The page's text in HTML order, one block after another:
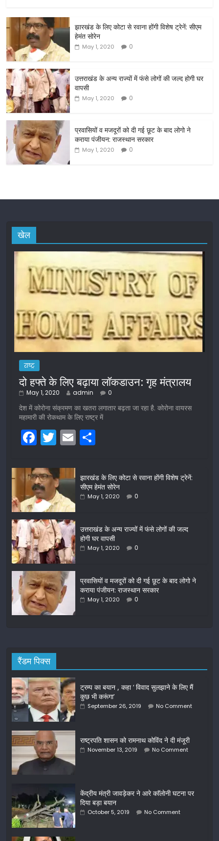
c
e
b
o
o
k
itt
er
ar
e
झारखंड के लिए कोटा से रवाना होंगी विशेष ट्रेनें: सीएम
हेमंत सोरेन
May 1, 2020 0
उत्तराखंड के अन्य राज्यों में फंसे लोगों की जल्द होगी घर
वापसी
May 1, 2020 0
प्रवासियों व मजदूरों को दी गई छूट के बाद लोगो ने
कराया पंजीयन: राजस्थान सरकार
May 1, 2020 0
खेल
राष्ट्र
दो हफ्ते के लिए बढ़ाया लॉकडाउन: गृह मंत्रालय
May 1, 2020 admin 0
देश में कोरोना संक्रमण का खतरा लगातार बढ़ता जा रहा है. कोरोना वायरस
महामारी की रोकथाम के लिए राष्ट्र में
F
a
c
e
b
o
o
k
T
w
itt
er
E
m
ar
e
झारखंड के लिए कोटा से रवाना होंगी विशेष ट्रेनें:
सीएम हेमंत सोरेन
May 1, 2020 0
उत्तराखंड के अन्य राज्यों में फंसे लोगों की जल्द
होगी घर वापसी
May 1, 2020 0
प्रवासियों व मजदूरों को दी गई छूट के बाद लोगो ने
कराया पंजीयन: राजस्थान सरकार
May 1, 2020 0
रैंडम पिक्स
ट्रम्प का बयान , कहा ‘ विवाद सुलझाने के लिए मैं
कुछ भी करूंगा’
September 26, 2019 No Comment
राष्ट्रपति शासन को रामनाथ कोविंद ने दी मंजूरी
November 13, 2019 No Comment
केंद्रीय मंत्री जावड़ेकर ने आरे काॅलाेनी घटना पर
दिया बड़ा बयान
October 5, 2019 No Comment